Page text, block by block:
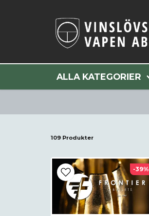
ALLA KATEGORIER
109 Produkter
-39%